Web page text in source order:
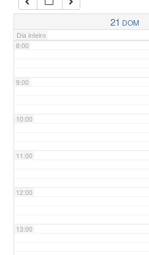
21 DOM
Dia inteiro
7:00
8:00
9:00
10:00
11:00
12:00
13:00